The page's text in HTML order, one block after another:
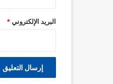
البريد الإلكتروني *